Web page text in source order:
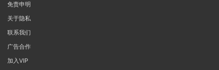
免责申明
关于隐私
联系我们
广告合作
加入VIP